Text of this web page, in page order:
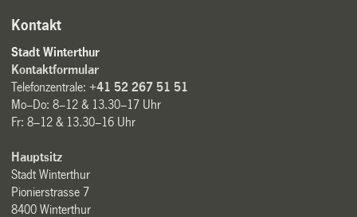
Kontakt
Stadt Winterthur
Kontaktformular
Telefonzentrale:+41 52 267 51 51
Mo–Do: 8–12 & 13.30–17 Uhr
Fr: 8–12 & 13.30–16 Uhr
Hauptsitz
Stadt Winterthur
Pionierstrasse 7
8400 Winterthur